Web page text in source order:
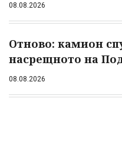
08.08.2026
Отново: камион
насрещното на
08.08.2026